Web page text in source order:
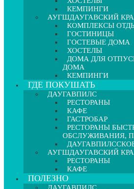
КЕМПИНГИ
АУГШДАУГАВСКИЙ
КОМПЛЕКСЫ
ГОСТИНИЦЫ
ГОСТЕВЫЕ ДОМА
ХОСТЕЛЫ
ДОМА ДЛЯ
ДОМА
КЕМПИНГИ
ГДЕ ПОКУШАТЬ
ДАУГАВПИЛС
РЕСТОРАНЫ
КАФЕ
ГАСТРОБАР
РЕСТОРАНЫ
ОБСЛУЖИВАНИЯ,
АУГШДАУГАВСКИЙ
РЕСТОРАНЫ
КАФЕ
ПОЛЕЗНО